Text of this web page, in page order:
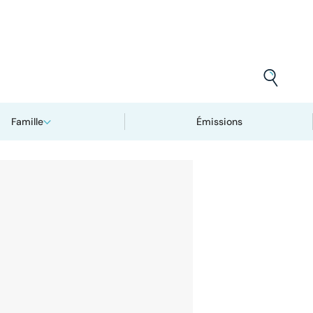
Famille Émissions